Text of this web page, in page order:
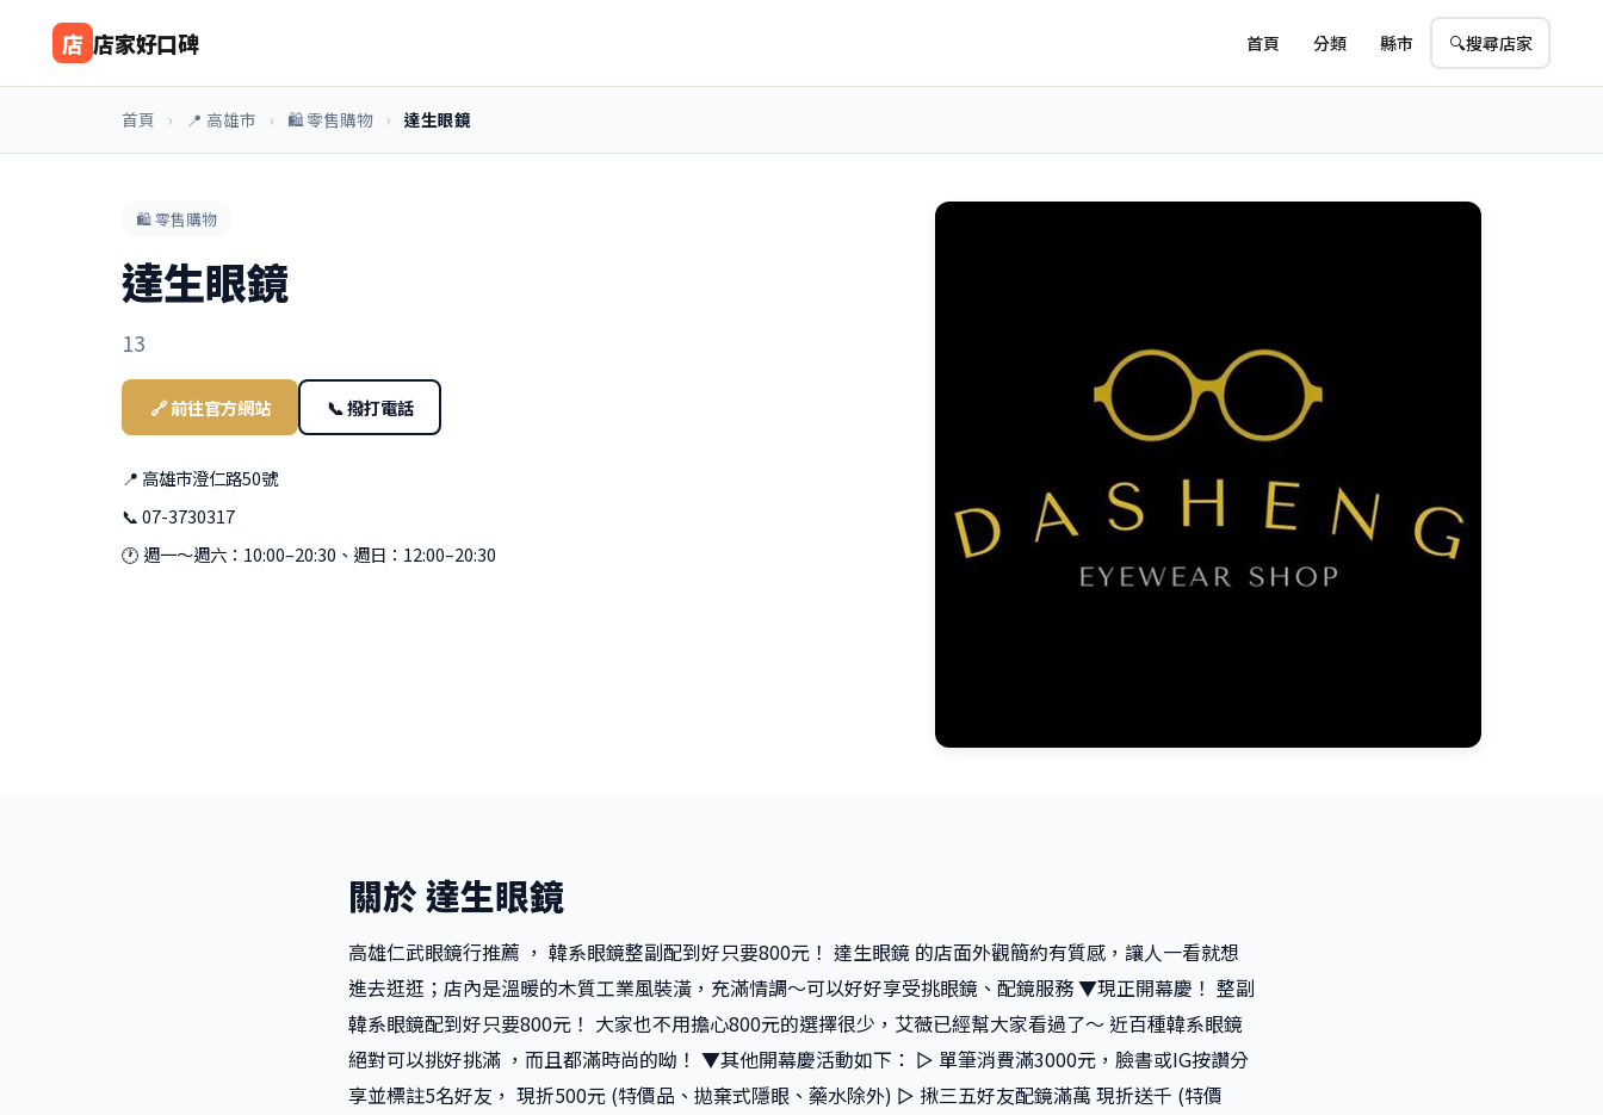
店 店家好口碑 首頁 分類 縣市 🔍搜尋店家
首頁 › 📍 高雄市 › 🛍️ 零售購物 › 達生眼鏡
🛍️ 零售購物
達生眼鏡
13
🔗 前往官方網站 📞 撥打電話
📍 高雄市澄仁路50號
📞 07-3730317
🕐 週一～週六：10:00–20:30、週日：12:00–20:30
關於 達生眼鏡
高雄仁武眼鏡行推薦 ， 韓系眼鏡整副配到好只要800元！ 達生眼鏡 的店面外觀簡約有質感，讓人一看就想
進去逛逛；店內是溫暖的木質工業風裝潢，充滿情調～可以好好享受挑眼鏡、配鏡服務 ▼現正開幕慶！ 整副
韓系眼鏡配到好只要800元！ 大家也不用擔心800元的選擇很少，艾薇已經幫大家看過了～ 近百種韓系眼鏡
絕對可以挑好挑滿 ，而且都滿時尚的呦！ ▼其他開幕慶活動如下： ▻ 單筆消費滿3000元，臉書或IG按讚分
享並標註5名好友， 現折500元 (特價品、拋棄式隱眼、藥水除外) ▻ 揪三五好友配鏡滿萬 現折送千 (特價